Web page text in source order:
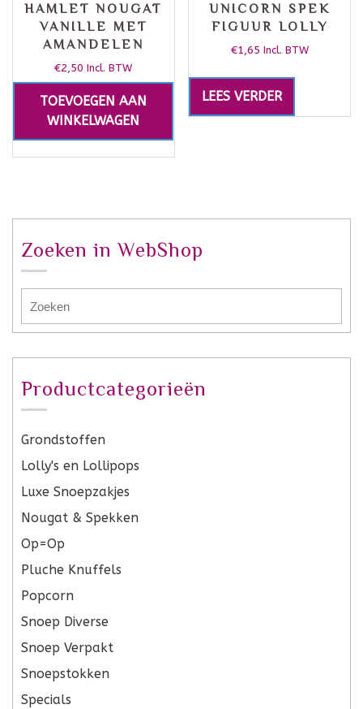
HAMLET NOUGAT
VANILLE MET
AMANDELEN
€2,50 Incl. BTW
TOEVOEGEN AAN
WINKELWAGEN
UNICORN SPEK
FIGUUR LOLLY
€1,65 Incl. BTW
LEES VERDER
Zoeken in WebShop
Productcategorieën
Grondstoffen
Lolly's en Lollipops
Luxe Snoepzakjes
Nougat & Spekken
Op=Op
Pluche Knuffels
Popcorn
Snoep Diverse
Snoep Verpakt
Snoepstokken
Specials